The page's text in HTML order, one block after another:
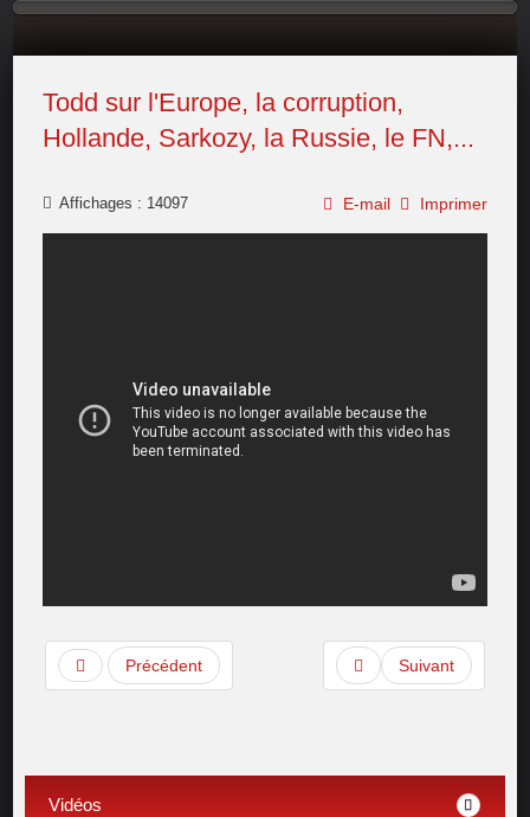
Todd sur l'Europe, la corruption,
Hollande, Sarkozy, la Russie, le FN,...
Imprimer
E-mail
Affichages : 14097
Précédent Suivant
Vidéos